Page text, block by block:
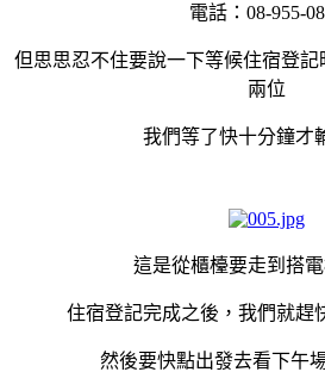
電話：08-955-
但思思忍不住要說一下等候住宿登
兩位
我們等了快十分鐘才
這是從櫃檯要走到搭
住宿登記完成之後，我們就趕
然後要快點出發去看下午